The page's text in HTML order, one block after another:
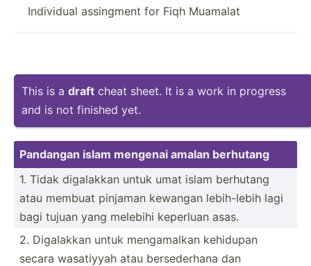
Individual assingment for Fiqh Muamalat
This is a draft cheat sheet. It is a work in progress
and is not finished yet.
Pandangan islam mengenai amalan berhutang
1. Tidak digalakkan untuk umat islam berhutang
atau membuat pinjaman kewangan lebih-­lebih lagi
bagi tujuan yang melebihi keperluan asas.
2. Digalakkan untuk mengam­alkan kehidupan
secara wasatiyyah atau bersed­erhana dan